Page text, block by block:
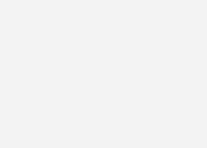
was er am besten kann und routiniert
bei Marquardt etwa ein Mitarbeiter
aus, ein anderer ist top mit Bitumen, ein
Was der Geschäftsführer auch
sich als Allrounder aufstellen will, muss
dass die Liebe zum Detail nicht verloren
genauso wie die Liebe zum Material: „Ein
Blech.“